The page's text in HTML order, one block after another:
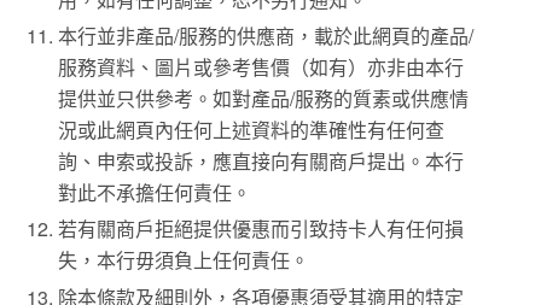
本行並非產品/服務的供應商，載於此網頁的產品/
服務資料、圖片或參考售價（如有）亦非由本行
提供並只供參考。如對產品/服務的質素或供應情
況或此網頁內任何上述資料的準確性有任何查
詢、申索或投訴，應直接向有關商戶提出。本行
對此不承擔任何責任。
若有關商戶拒絕提供優惠而引致持卡人有任何損
失，本行毋須負上任何責任。
除本條款及細則外，各項優惠須受其適用的特定